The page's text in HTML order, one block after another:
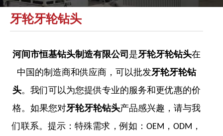
牙轮牙轮钻头
河间市恒基钻头制造有限公司是牙轮牙轮钻头在
中国的制造商和供应商，可以批发牙轮牙轮钻
头。我们可以为您提供专业的服务和更优惠的价
格。如果您对牙轮牙轮钻头产品感兴趣，请与我
们联系。提示：特殊需求，例如：OEM，ODM，